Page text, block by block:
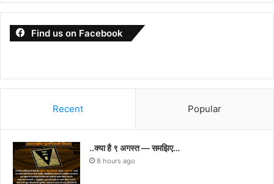
Find us on Facebook
Recent Popular
..क्या है ९ अगस्त — समझिए…
8 hours ago